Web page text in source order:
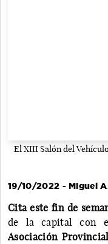
El XIII Salón del
19/10/2022 - Miguel
Cita este fin de
de la capital con
Asociación